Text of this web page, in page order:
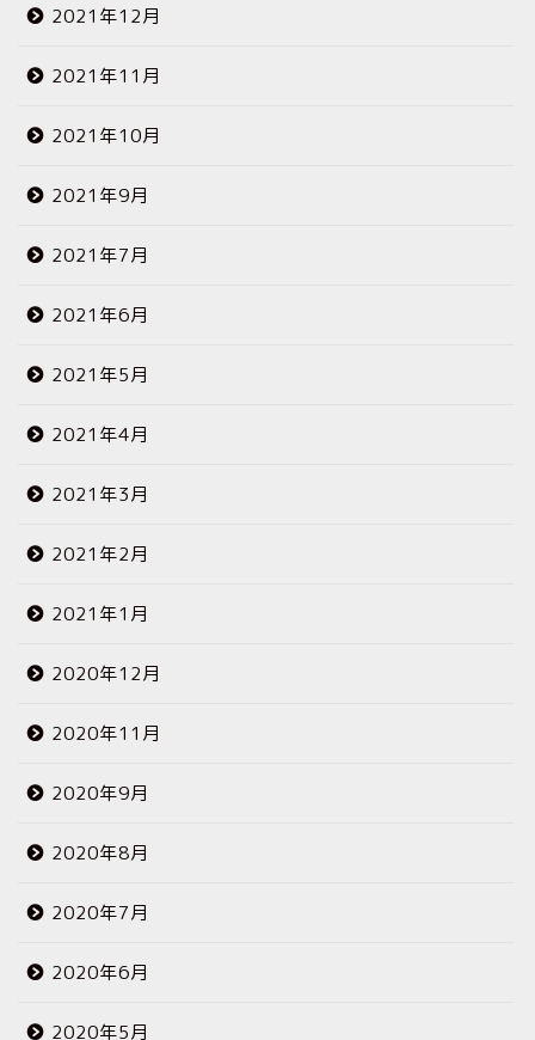
2021年12月
2021年11月
2021年10月
2021年9月
2021年7月
2021年6月
2021年5月
2021年4月
2021年3月
2021年2月
2021年1月
2020年12月
2020年11月
2020年9月
2020年8月
2020年7月
2020年6月
2020年5月